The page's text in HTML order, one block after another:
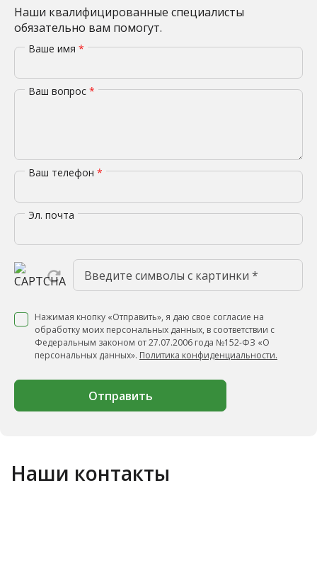
Наши квалифицированные специалисты
обязательно вам помогут.
Ваше имя *
Ваш вопрос *
Ваш телефон *
Эл. почта
Нажимая кнопку «Отправить», я даю свое согласие на
обработку моих персональных данных, в соответствии с
Федеральным законом от 27.07.2006 года №152-ФЗ «О
персональных данных». Политика конфиденциальности.
Отправить
Наши контакты